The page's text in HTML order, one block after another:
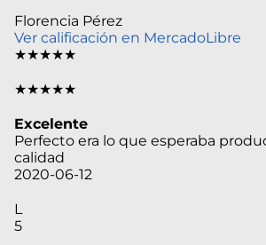
Florencia Pérez
Ver calificación en MercadoLibre
★★★★★
★★★★★
Excelente
Perfecto era lo que esperaba
calidad
2020-06-12
L
5